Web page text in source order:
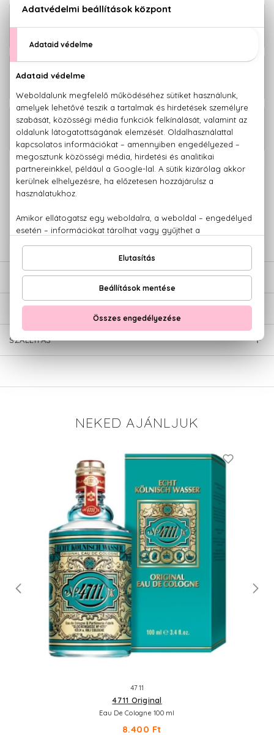
Energy Hajerősítő szérum 125 ml 4.780 Ft
Energy Hajerősítő ampulla 12x10 ml
Energy Hajerősítő sampon 300 ml 2.080 Ft
100% eredeti termékek, 14 napos visszaküldési garanciával
779 1926
LEÍRÁS
ÉRTÉKELÉSEK (0)
SZÁLLÍTÁS
NEKED AJÁNLJUK
4711
4711 Original
Eau De Cologne 100 ml
8.400 Ft